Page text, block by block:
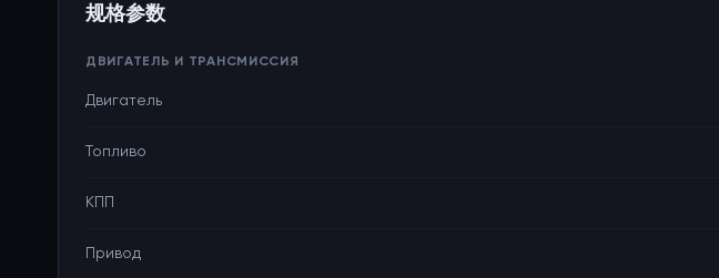
规格参数
ДВИГАТЕЛЬ И ТРАНСМИССИЯ
Двигатель
Топливо
КПП
Привод